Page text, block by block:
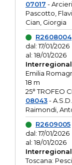
07017 -
Pascotto,
Cian, Giorgia
R2608004
dal: 17/01/2026
al: 18/01/2026
Emilia
18 m
25° TROFEO
08043-
Raimondi,
R2609005
dal: 17/01/2026
al: 18/01/2026
Toscana: